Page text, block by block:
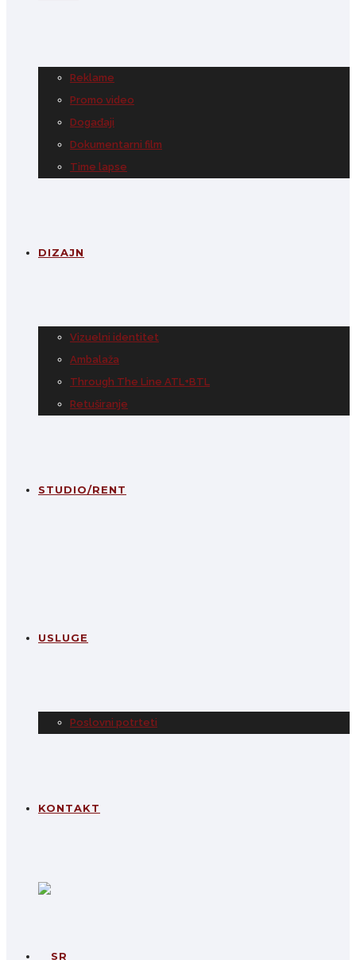
Reklame
Promo video
Događaji
Dokumentarni film
Time lapse
DIZAJN
Vizuelni identitet
Ambalaža
Through The Line ATL+BTL
Retuširanje
STUDIO/RENT
USLUGE
Poslovni potrteti
KONTAKT